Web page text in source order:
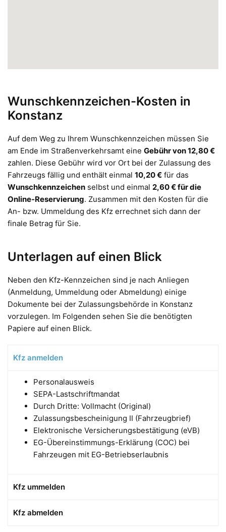
Wunschkennzeichen-Kosten in
Konstanz
Auf dem Weg zu Ihrem Wunschkennzeichen müssen Sie
am Ende im Straßenverkehrsamt eine Gebühr von 12,80 €
zahlen. Diese Gebühr wird vor Ort bei der Zulassung des
Fahrzeugs fällig und enthält einmal 10,20 € für das
Wunschkennzeichen selbst und einmal 2,60 € für die
Online-Reservierung. Zusammen mit den Kosten für die
An- bzw. Ummeldung des Kfz errechnet sich dann der
finale Betrag für Sie.
Unterlagen auf einen Blick
Neben den Kfz-Kennzeichen sind je nach Anliegen
(Anmeldung, Ummeldung oder Abmeldung) einige
Dokumente bei der Zulassungsbehörde in Konstanz
vorzulegen. Im Folgenden sehen Sie die benötigten
Papiere auf einen Blick.
Kfz anmelden
Personalausweis
SEPA-Lastschriftmandat
Durch Dritte: Vollmacht (Original)
Zulassungsbescheinigung II (Fahrzeugbrief)
Elektronische Versicherungsbestätigung (eVB)
EG-Übereinstimmungs-Erklärung (COC) bei
Fahrzeugen mit EG-Betriebserlaubnis
Kfz ummelden
Kfz abmelden